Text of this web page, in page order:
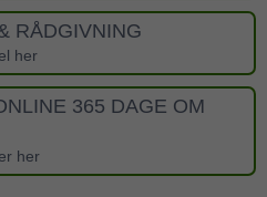
RÅDGIVNING
her
365 DAGE OM
her